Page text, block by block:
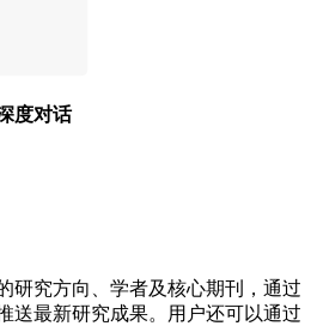
度对话
研究方向、学者及核心期刊，通过
送最新研究成果。用户还可以通过